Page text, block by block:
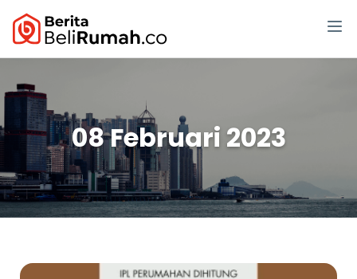
08 Februari 2023